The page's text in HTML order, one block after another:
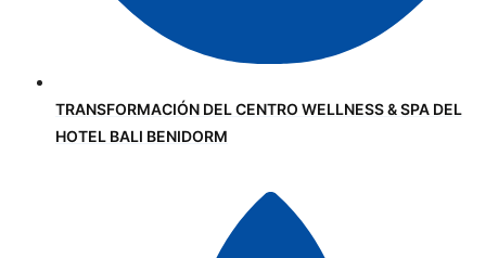
TRANSFORMACIÓN DEL CENTRO WELLNESS & SPA DEL
HOTEL BALI BENIDORM